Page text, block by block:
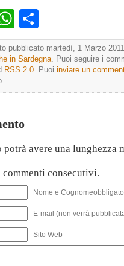
WhatsApp
pubblicato martedì, 1 Marzo
in Sardegna. Puoi seguire i
RSS 2.0. Puoi inviare un
potrà avere una lunghezza
commenti consecutivi.
Nome e
E-mail (non verrà
Sito Web